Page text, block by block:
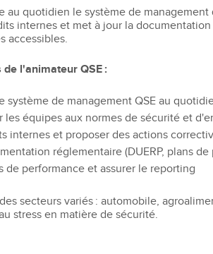
au quotidien le système de
internes et met à jour la
accessibles.
l'animateur QSE :
système de management QSE au
les équipes aux normes de sécurité et
internes et proposer des actions
réglementaire (DUERP, plans
de performance et assurer le reporting
secteurs variés : automobile,
stress en matière de sécurité.